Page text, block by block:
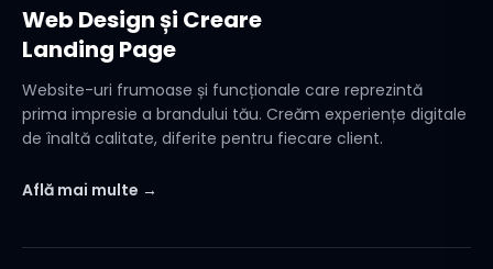
Web Design și Creare
Landing Page
Website-uri frumoase și funcționale care reprezintă
prima impresie a brandului tău. Creăm experiențe digitale
de înaltă calitate, diferite pentru fiecare client.
Află mai multe →